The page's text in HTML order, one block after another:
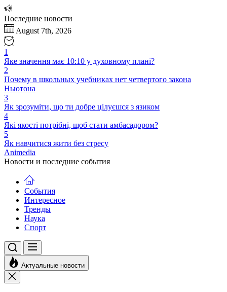
Перейти
к
содержимому
Последние новости
August 7th, 2026
1
Яке значення має 10:10 у духовному плані?
2
Почему в школьных учебниках нет четвертого закона
Ньютона
3
Як зрозуміти, що ти добре цілуєшся з язиком
4
Які якості потрібні, щоб стати амбасадором?
5
Як навчитися жити без стресу
Animedia
Новости и последние события
События
Интересное
Тренды
Наука
Спорт
Актуальные новости